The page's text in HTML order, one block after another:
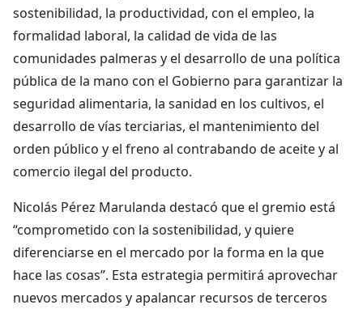
sostenibilidad, la productividad, con el empleo, la
formalidad laboral, la calidad de vida de las
comunidades palmeras y el desarrollo de una política
pública de la mano con el Gobierno para garantizar la
seguridad alimentaria, la sanidad en los cultivos, el
desarrollo de vías terciarias, el mantenimiento del
orden público y el freno al contrabando de aceite y al
comercio ilegal del producto.
Nicolás Pérez Marulanda destacó que el gremio está
“comprometido con la sostenibilidad, y quiere
diferenciarse en el mercado por la forma en la que
hace las cosas”. Esta estrategia permitirá aprovechar
nuevos mercados y apalancar recursos de terceros